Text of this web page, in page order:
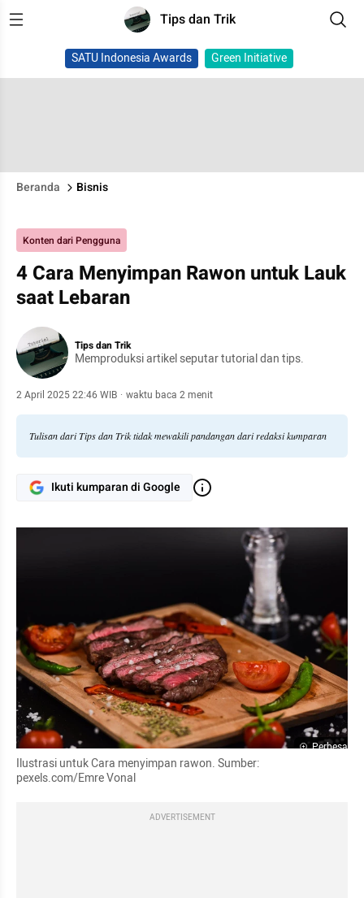
Tips dan Trik
SATU Indonesia Awards Green Initiative
Beranda Bisnis
Konten dari Pengguna
4 Cara Menyimpan Rawon untuk Lauk
saat Lebaran
Tips dan Trik
Memproduksi artikel seputar tutorial dan tips.
2 April 2025 22:46 WIB · waktu baca 2 menit
Tulisan dari Tips dan Trik tidak mewakili pandangan dari redaksi kumparan
Ikuti kumparan di Google
Perbesar
Ilustrasi untuk Cara menyimpan rawon. Sumber:
pexels.com/Emre Vonal
ADVERTISEMENT